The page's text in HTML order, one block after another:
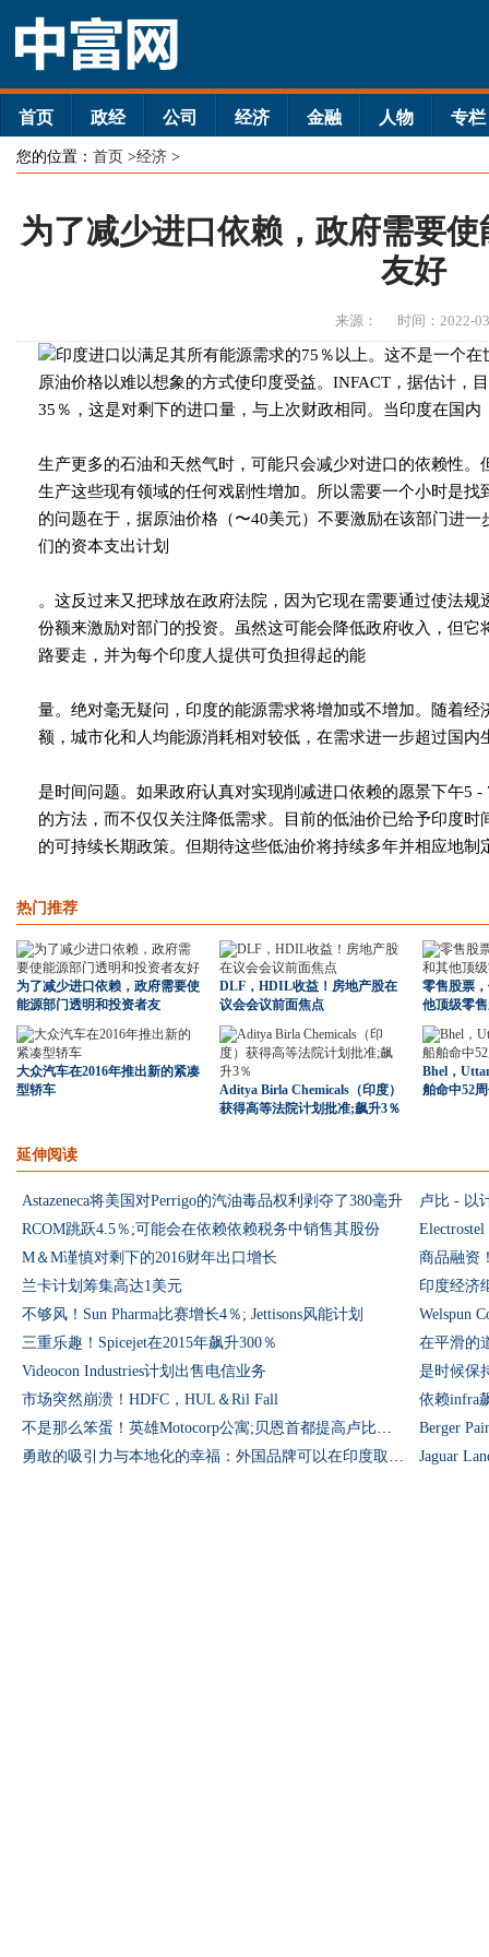
首页 政经 公司 经济 金融 人物 专栏
您的位置： 首页 >经济 >
为了减少进口依赖，政府需要
友好
来源： 时间：2022-
印度进口以满足其所有能源需求的75％以上。这不是一个
原油价格以难以想象的方式使印度受益。INFACT，据估计，
35％，这是对剩下的进口量，与上次财政相同。当印度在国内
生产更多的石油和天然气时，可能只会减少对进口的依赖性
生产这些现有领域的任何戏剧性增加。所以需要一个小时是
的问题在于，据原油价格（〜40美元）不要激励在该部门进
们的资本支出计划
。这反过来又把球放在政府法院，因为它现在需要通过使法
份额来激励对部门的投资。虽然这可能会降低政府收入，但
路要走，并为每个印度人提供可负担得起的能
量。绝对毫无疑问，印度的能源需求将增加或不增加。随着
额，城市化和人均能源消耗相对较低，在需求进一步超过国内
是时间问题。如果政府认真对实现削减进口依赖的愿景下午5
的方法，而不仅仅关注降低需求。目前的低油价已给予印度
的可持续长期政策。但期待这些低油价将持续多年并相应地
热门推荐
为了减少进口依赖，政府需要使
能源部门透明和投资者友
DLF，HDIL收益！房地产股在
议会会议前面焦点
零售股票
他顶级零
大众汽车在2016年推出新的紧凑
型轿车
Aditya Birla Chemicals（印度）
获得高等法院计划批准;飙升3％
Bhel，
舶命中52
延伸阅读
Astazeneca将美国对Perrigo的汽油毒品权利剥夺了380毫升
RCOM跳跃4.5％;可能会在依赖依赖税务中销售其股份
M＆M谨慎对剩下的2016财年出口增长
商品融资
兰卡计划筹集高达1美元
印度经济
不够风！Sun Pharma比赛增长4％; Jettisons风能计划
Welspun
三重乐趣！Spicejet在2015年飙升300％
Videocon Industries计划出售电信业务
市场突然崩溃！HDFC，HUL＆Ril Fall
依赖infra
不是那么笨蛋！英雄Motocorp公寓;贝恩首都提高卢比。760 CR出口
Berger
勇敢的吸引力与本地化的幸福：外国品牌可以在印度取得成功吗？
Jaguar